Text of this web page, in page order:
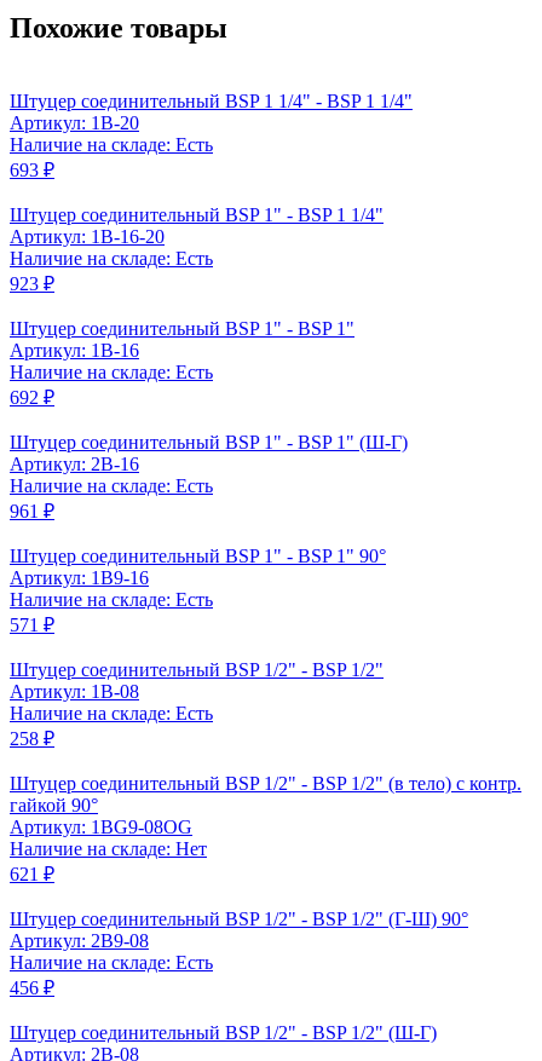
Похожие товары
Штуцер соединительный BSP 1 1/4" - BSP 1 1/4"
Артикул: 1B-20
Наличие на складе: Есть
693 ₽
Штуцер соединительный BSP 1" - BSP 1 1/4"
Артикул: 1B-16-20
Наличие на складе: Есть
923 ₽
Штуцер соединительный BSP 1" - BSP 1"
Артикул: 1B-16
Наличие на складе: Есть
692 ₽
Штуцер соединительный BSP 1" - BSP 1" (Ш-Г)
Артикул: 2B-16
Наличие на складе: Есть
961 ₽
Штуцер соединительный BSP 1" - BSP 1" 90°
Артикул: 1B9-16
Наличие на складе: Есть
571 ₽
Штуцер соединительный BSP 1/2" - BSP 1/2"
Артикул: 1B-08
Наличие на складе: Есть
258 ₽
Штуцер соединительный BSP 1/2" - BSP 1/2" (в тело) с контр.
гайкой 90°
Артикул: 1BG9-08OG
Наличие на складе: Нет
621 ₽
Штуцер соединительный BSP 1/2" - BSP 1/2" (Г-Ш) 90°
Артикул: 2B9-08
Наличие на складе: Есть
456 ₽
Штуцер соединительный BSP 1/2" - BSP 1/2" (Ш-Г)
Артикул: 2B-08